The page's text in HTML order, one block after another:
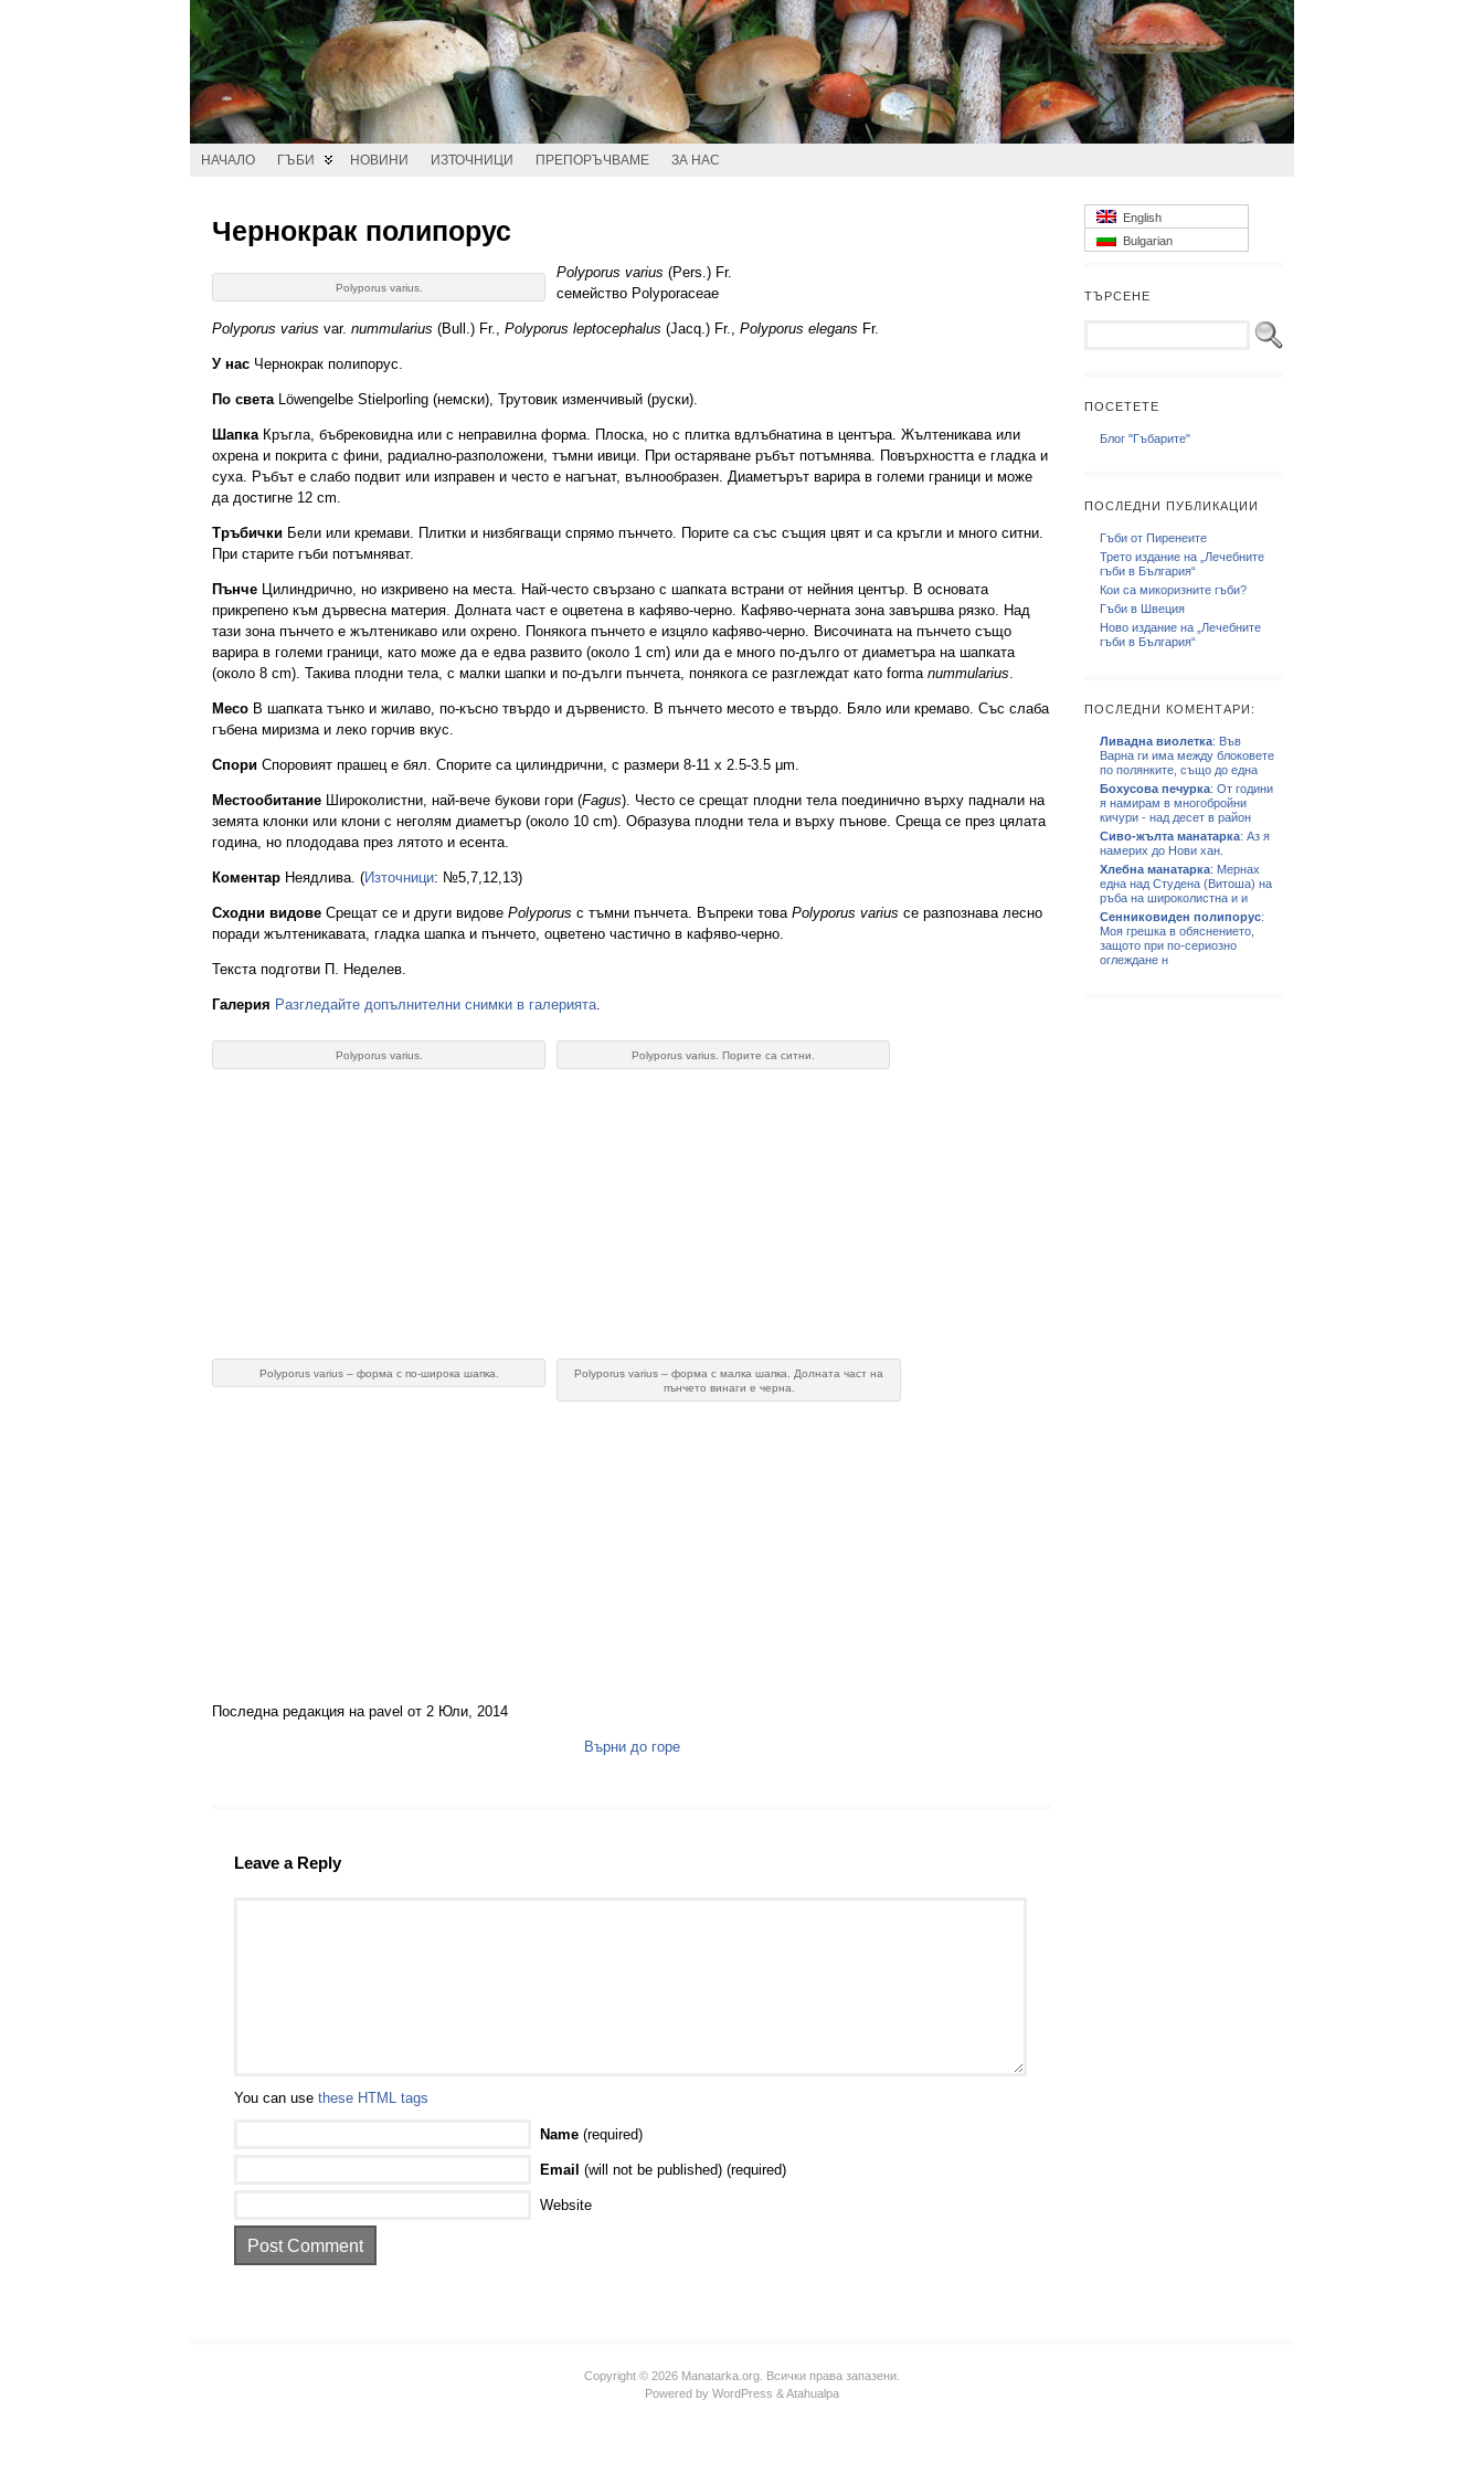
НАЧАЛО ГЪБИ НОВИНИ ИЗТОЧНИЦИ ПРЕПОРЪЧВАМЕ ЗА НАС
Чернокрак полипорус
Polyporus varius.
Polyporus varius (Pers.) Fr.
семейство Polyporaceae
Polyporus varius var. nummularius (Bull.) Fr., Polyporus leptocephalus (Jacq.) Fr., Polyporus elegans Fr.
У нас Чернокрак полипорус.
По светаLöwengelbe Stielporling (немски), Трутовик изменчивый (руски).
Шапка Кръгла, бъбрековидна или с неправилна форма. Плоска, но с плитка вдлъбнатина в центъра. Жълтеникава или
охрена и покрита с фини, радиално-разположени, тъмни ивици. При остаряване ръбът потъмнява. Повърхността е гладка и
суха. Ръбът е слабо подвит или изправен и често е нагънат, вълнообразен. Диаметърът варира в големи граници и може
да достигне 12 cm.
Тръбички Бели или кремави. Плитки и низбягващи спрямо пънчето. Порите са със същия цвят и са кръгли и много ситни.
При старите гъби потъмняват.
Пънче Цилиндрично, но изкривено на места. Най-често свързано с шапката встрани от нейния център. В основата
прикрепено към дървесна материя. Долната част е оцветена в кафяво-черно. Кафяво-черната зона завършва рязко. Над
тази зона пънчето е жълтеникаво или охрено. Понякога пънчето е изцяло кафяво-черно. Височината на пънчето също
варира в големи граници, като може да е едва развито (около 1 cm) или да е много по-дълго от диаметъра на шапката
(около 8 cm). Такива плодни тела, с малки шапки и по-дълги пънчета, понякога се разглеждат като forma nummularius.
Месо В шапката тънко и жилаво, по-късно твърдо и дървенисто. В пънчето месото е твърдо. Бяло или кремаво. Със слаба
гъбена миризма и леко горчив вкус.
Спори Споровият прашец е бял. Спорите са цилиндрични, с размери 8-11 х 2.5-3.5 μm.
Местообитание Широколистни, най-вече букови гори (Fagus). Често се срещат плодни тела поединично върху паднали на
земята клонки или клони с неголям диаметър (около 10 cm). Образува плодни тела и върху пънове. Среща се през цялата
година, но плододава през лятото и есента.
Коментар Неядлива. (Източници: №5,7,12,13)
Сходни видове Срещат се и други видове Polyporus с тъмни пънчета. Въпреки това Polyporus varius се разпознава лесно
поради жълтеникавата, гладка шапка и пънчето, оцветено частично в кафяво-черно.
Текста подготви П. Неделев.
Галерия Разгледайте допълнителни снимки в галерията.
Polyporus varius. Polyporus varius. Порите са ситни.
Polyporus varius – форма с по-широка шапка.
Polyporus varius – форма с малка шапка. Долната част на
пънчето винаги е черна.
Последна редакция на pavel от 2 Юли, 2014
Върни до горе
Leave a Reply
You can use these HTML tags
Name (required)
Email (will not be published) (required)
Website
English
Bulgarian
ТЪРСЕНЕ
ПОСЕТЕТЕ
Блог "Гъбарите"
ПОСЛЕДНИ ПУБЛИКАЦИИ
Гъби от Пиренеите
Трето издание на „Лечебните
гъби в България“
Кои са микоризните гъби?
Гъби в Швеция
Ново издание на „Лечебните
гъби в България“
ПОСЛЕДНИ КОМЕНТАРИ:
Ливадна виолетка: Във
Варна ги има между блоковете
по полянките, също до една
Бохусова печурка: От години
я намирам в многобройни
кичури - над десет в район
Сиво-жълта манатарка: Аз я
намерих до Нови хан.
Хлебна манатарка: Мернах
една над Студена (Витоша) на
ръба на широколистна и и
Сенниковиден полипорус:
Моя грешка в обяснението,
защото при по-сериозно
оглеждане н
Copyright © 2026 Manatarka.org. Всички права запазени.
Powered by WordPress &Atahualpa